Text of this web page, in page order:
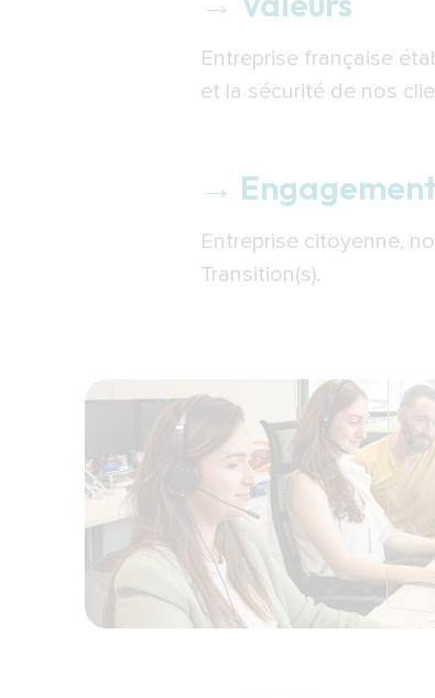
Entreprise française
et la sécurité de nos
→
Entreprise citoyenne,
Transition(s).